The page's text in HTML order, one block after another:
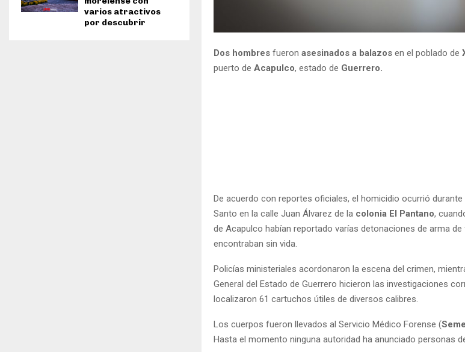
Dos hombres fueron asesinados a balazos en el poblado de
puerto de Acapulco, estado de Guerrero.
De acuerdo con reportes oficiales, el homicidio ocurrió
Santo en la calle Juan Álvarez de la colonia El Pantano,
de Acapulco habían reportado varías detonaciones de arma
encontraban sin vida.
Policías ministeriales acordonaron la escena del crimen,
General del Estado de Guerrero hicieron las investigaciones
localizaron 61 cartuchos útiles de diversos calibres.
Los cuerpos fueron llevados al Servicio Médico Forense (
Hasta el momento ninguna autoridad ha anunciado personas
varios atractivos
por descubrir